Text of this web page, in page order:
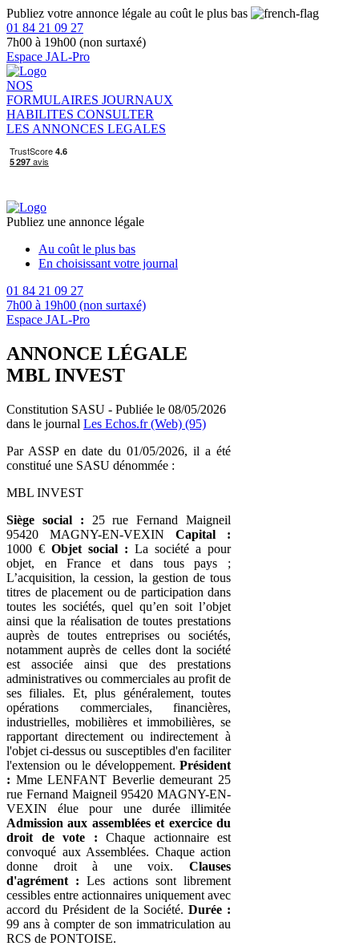
Publiez votre annonce légale au coût le plus bas
01 84 21 09 27
7h00 à 19h00 (non surtaxé)
Espace JAL-Pro
NOS
FORMULAIRES JOURNAUX
HABILITES CONSULTER
LES ANNONCES LEGALES
Publiez une annonce légale
Au coût le plus bas
En choisissant votre journal
01 84 21 09 27
7h00 à 19h00 (non surtaxé)
Espace JAL-Pro
ANNONCE LÉGALE
MBL INVEST
Constitution SASU - Publiée le 08/05/2026
dans le journal Les Echos.fr (Web) (95)
Par ASSP en date du 01/05/2026, il a été
constitué une SASU dénommée :
MBL INVEST
Siège social : 25 rue Fernand Maigneil
95420 MAGNY-EN-VEXIN Capital :
1000 € Objet social : La société a pour
objet, en France et dans tous pays ;
L’acquisition, la cession, la gestion de tous
titres de placement ou de participation dans
toutes les sociétés, quel qu’en soit l’objet
ainsi que la réalisation de toutes prestations
auprès de toutes entreprises ou sociétés,
notamment auprès de celles dont la société
est associée ainsi que des prestations
administratives ou commerciales au profit de
ses filiales. Et, plus généralement, toutes
opérations commerciales, financières,
industrielles, mobilières et immobilières, se
rapportant directement ou indirectement à
l'objet ci-dessus ou susceptibles d'en faciliter
l'extension ou le développement. Président
: Mme LENFANT Beverlie demeurant 25
rue Fernand Maigneil 95420 MAGNY-EN-
VEXIN élue pour une durée illimitée
Admission aux assemblées et exercice du
droit de vote : Chaque actionnaire est
convoqué aux Assemblées. Chaque action
donne droit à une voix. Clauses
d'agrément : Les actions sont librement
cessibles entre actionnaires uniquement avec
accord du Président de la Société.Durée :
99 ans à compter de son immatriculation au
RCS de PONTOISE.